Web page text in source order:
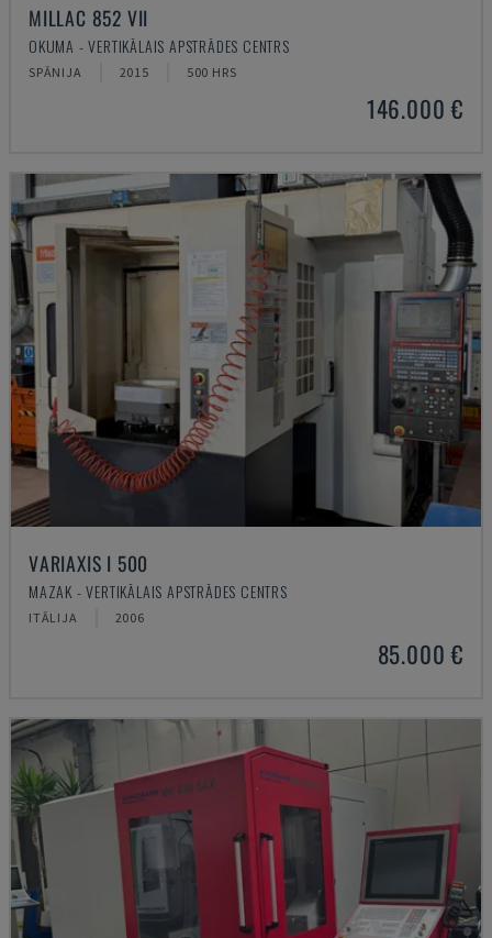
MILLAC 852 VII
OKUMA - VERTIKĀLAIS APSTRĀDES CENTRS
SPĀNIJA 2015 500 HRS
146.000 €
VARIAXIS I 500
MAZAK - VERTIKĀLAIS APSTRĀDES CENTRS
ITĀLIJA 2006
85.000 €